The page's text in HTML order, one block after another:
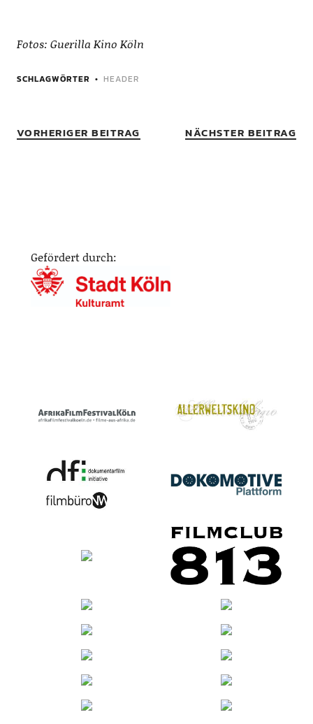
Fotos: Guerilla Kino Köln
SCHLAGWÖRTER HEADER
VORHERIGER BEITRAG NÄCHSTER BEITRAG
Gefördert durch: